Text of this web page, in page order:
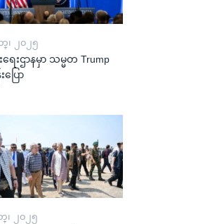
၊ ၂၀၂၅
ေးဌာနမှာ သမ္မတ Trump
ပြော
၊ ၂၀၂၅